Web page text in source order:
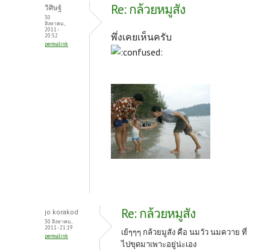
วิศิษฐ์
30
สิงหาคม,
2011 -
20:52
permalink
Re: กล้วยหมูสัง
พึ่งเคยเห็นครับ
jo korakod
30 สิงหาคม,
2011 - 21:19
permalink
Re: กล้วยหมูสัง
เย้ๆๆๆ กล้วยมูสัง คือ นมวัว นมควาย ที่
ไปขุดมาเพาะอยู่น่ะเอง